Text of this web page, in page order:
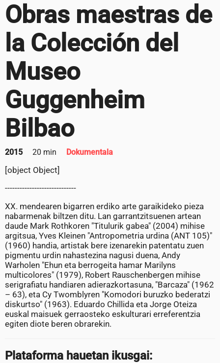
Obras maestras de
la Colección del
Museo
Guggenheim
Bilbao
2015 20 min Dokumentala
[object Object]
-----------------------------
XX. mendearen bigarren erdiko arte garaikideko pieza
nabarmenak biltzen ditu. Lan garrantzitsuenen artean
daude Mark Rothkoren "Titulurik gabea" (2004) mihise
argitsua, Yves Kleinen "Antropometria urdina (ANT 105)"
(1960) handia, artistak bere izenarekin patentatu zuen
pigmentu urdin nahastezina nagusi duena, Andy
Warholen "Ehun eta berrogeita hamar Marilyns
multicolores" (1979), Robert Rauschenbergen mihise
serigrafiatu handiaren adierazkortasuna, "Barcaza" (1962
– 63), eta Cy Twomblyren "Komodori buruzko bederatzi
diskurtso" (1963). Eduardo Chillida eta Jorge Oteiza
euskal maisuek gerraosteko eskulturari erreferentzia
egiten diote beren obrarekin.
Plataforma hauetan ikusgai: